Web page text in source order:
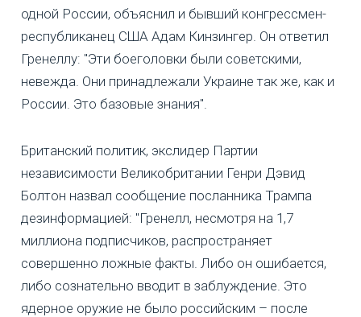
одной России, объяснил и бывший конгрессмен-
республиканец США Адам Кинзингер. Он ответил
Гренеллу: "Эти боеголовки были советскими,
невежда. Они принадлежали Украине так же, как и
России. Это базовые знания".
Британский политик, экслидер Партии
независимости Великобритании Генри Дэвид
Болтон назвал сообщение посланника Трампа
дезинформацией: "Гренелл, несмотря на 1,7
миллиона подписчиков, распространяет
совершенно ложные факты. Либо он ошибается,
либо сознательно вводит в заблуждение. Это
ядерное оружие не было российским – после